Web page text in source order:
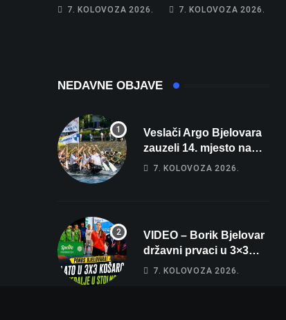
apartman za
7. KOLOVOZA 2026.
najglasniji audio
7. KOLOVOZA 2026.
NEDAVNE OBJAVE
Veslači Argo Bjelovara
zauzeli 14. mjesto na
brzincu
7. KOLOVOZA 2026.
VIDEO – Borik Bjelovar
državni prvaci u 3×3
košarci, Klara Končar je
7. KOLOVOZA 2026.